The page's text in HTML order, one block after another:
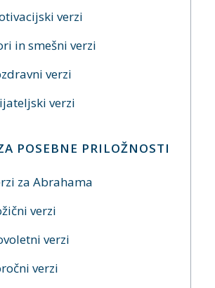
verzi
in smešni verzi
verzi
verzi
POSEBNE PRILOŽNOSTI
za Abrahama
verzi
verzi
verzi